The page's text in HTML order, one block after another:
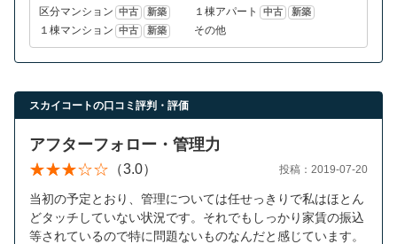
区分マンション 中古 新築 １棟アパート 中古 新築
１棟マンション 中古 新築 その他
スカイコートの口コミ評判・評価
アフターフォロー・管理力
（3.0） 投稿：2019-07-20
当初の予定とおり、管理については任せっきりで私はほとん
どタッチしていない状況です。それでもしっかり家賃の振込
等されているので特に問題ないものなんだと感じています。